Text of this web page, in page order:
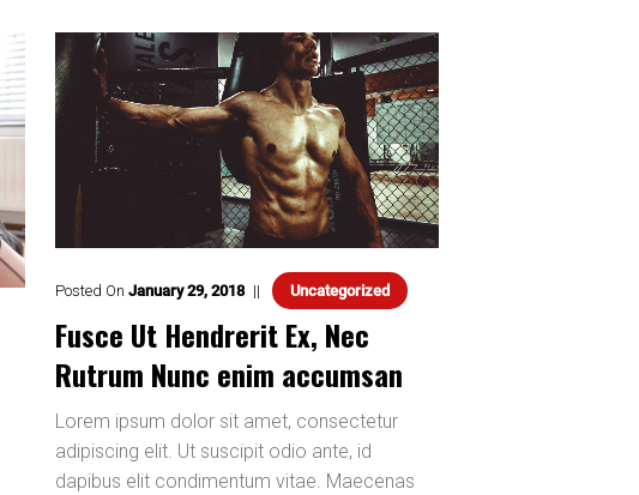
Posted On January 29, 2018 Uncategorized
Fusce Ut Hendrerit Ex, Nec
Rutrum Nunc enim accumsan
Lorem ipsum dolor sit amet, consectetur
adipiscing elit. Ut suscipit odio ante, id
dapibus elit condimentum vitae. Maecenas